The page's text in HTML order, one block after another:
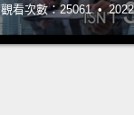
觀看次數：25061 •